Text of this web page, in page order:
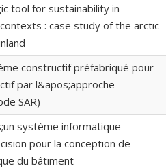
tool for sustainability in
: case study of the arctic
constructif préfabriqué pour
par l&apos;approche
SAR)
système informatique
pour la conception de
du bâtiment